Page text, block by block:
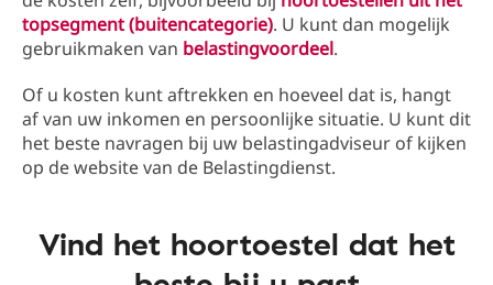
topsegment (buitencategorie). U kunt dan mogelijk
gebruikmaken van belastingvoordeel.
Of u kosten kunt aftrekken en hoeveel dat is, hangt
af van uw inkomen en persoonlijke situatie. U kunt dit
het beste navragen bij uw belastingadviseur of kijken
op de website van de Belastingdienst.
Vind het hoortoestel dat het